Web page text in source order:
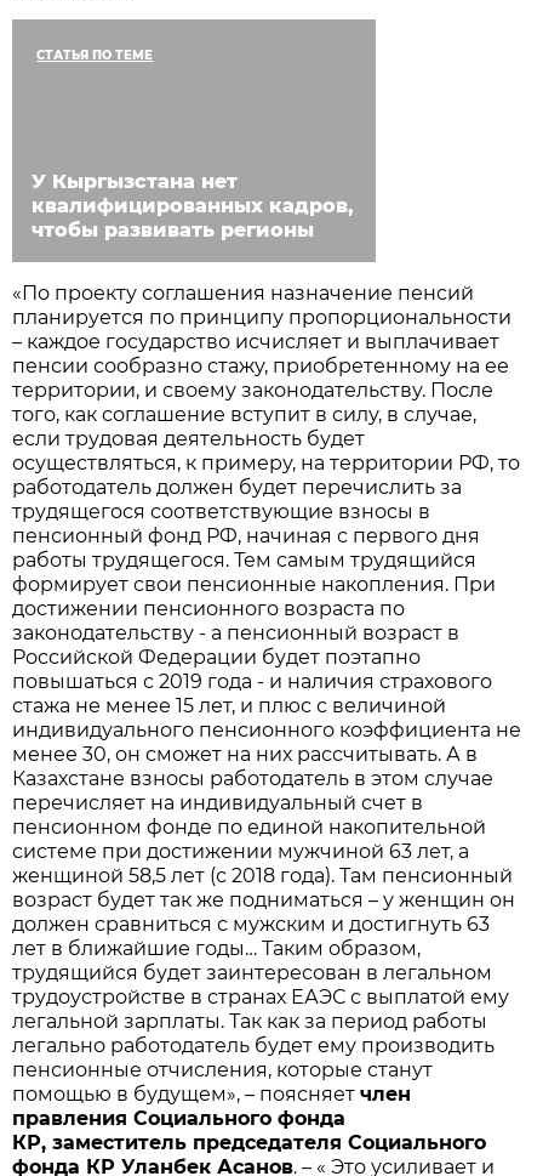
СТАТЬЯ ПО ТЕМЕ
У Кыргызстана нет
квалифицированных кадров,
чтобы развивать регионы
«По проекту соглашения назначение пенсий
планируется по принципу пропорциональности
– каждое государство исчисляет и выплачивает
пенсии сообразно стажу, приобретенному на ее
территории, и своему законодательству. После
того, как соглашение вступит в силу, в случае,
если трудовая деятельность будет
осуществляться, к примеру, на территории РФ, то
работодатель должен будет перечислить за
трудящегося соответствующие взносы в
пенсионный фонд РФ, начиная с первого дня
работы трудящегося. Тем самым трудящийся
формирует свои пенсионные накопления. При
достижении пенсионного возраста по
законодательству - а пенсионный возраст в
Российской Федерации будет поэтапно
повышаться с 2019 года - и наличия страхового
стажа не менее 15 лет, и плюс с величиной
индивидуального пенсионного коэффициента не
менее 30, он сможет на них рассчитывать. А в
Казахстане взносы работодатель в этом случае
перечисляет на индивидуальный счет в
пенсионном фонде по единой накопительной
системе при достижении мужчиной 63 лет, а
женщиной 58,5 лет (с 2018 года). Там пенсионный
возраст будет так же подниматься – у женщин он
должен сравниться с мужским и достигнуть 63
лет в ближайшие годы… Таким образом,
трудящийся будет заинтересован в легальном
трудоустройстве в странах ЕАЭС с выплатой ему
легальной зарплаты. Так как за период работы
легально работодатель будет ему производить
пенсионные отчисления, которые станут
помощью в будущем», – поясняетчлен
правления Социального фонда
КР, заместитель председателя Социального
фонда КР Уланбек Асанов. – « Это усиливает и